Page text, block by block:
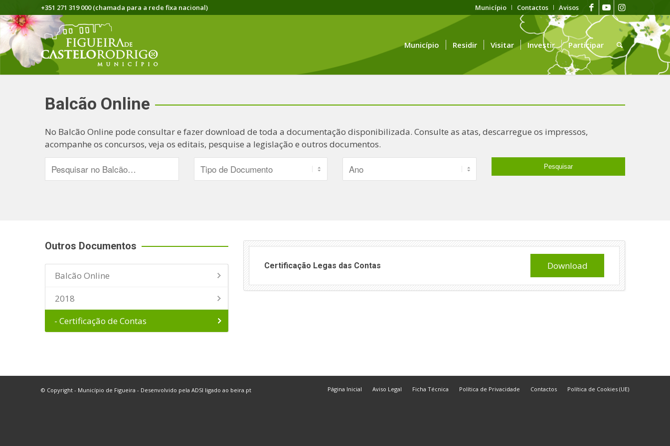
Município Contactos Avisos
+351 271 319 000 (chamada para a rede fixa nacional)
Município Residir Visitar Investir Participar
Balcão Online
No Balcão Online pode consultar e fazer download de toda a documentação disponibilizada. Consulte as atas, descarregue os impressos,
acompanhe os concursos, veja os editais, pesquise a legislação e outros documentos.
Outros Documentos
Balcão Online
2018
- Certificação de Contas
Certificação Legas das Contas Download
© Copyright - Município de Figueira - Desenvolvido pela ADSI ligado ao beira.pt Página Inicial Aviso Legal Ficha Técnica Política de Privacidade Contactos Política de Cookies (UE)